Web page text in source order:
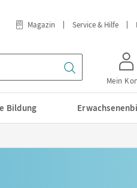
Magazin Service & Hilfe
Mein
Bildung